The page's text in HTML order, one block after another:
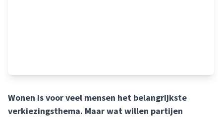
Wonen is voor veel mensen het belangrijkste
verkiezingsthema. Maar wat willen partijen